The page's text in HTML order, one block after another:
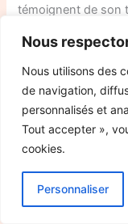
Nous
Nous utilisons des
de navigation,
personnalisés et
Tout accepter »,
cookies.
Personnaliser
témoignent de son
dévouement et
De son restaurant
Alexandre inspire
Sa capacité à
est exemplaire. En
futures.